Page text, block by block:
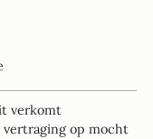
verkomt
op mocht